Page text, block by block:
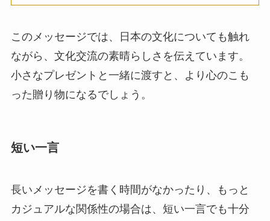
このメッセージでは、日本の文化についても触れ
ながら、文化交流の素晴らしさを伝えています。
小さなプレゼントと一緒に渡すと、より心のこも
った贈り物になるでしょう。
短い一言
長いメッセージを書く時間がなかったり、もっと
カジュアルな関係性の場合は、短い一言でも十分